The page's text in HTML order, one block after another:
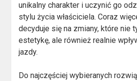
unikalny charakter i uczynić go
stylu życia właściciela. Coraz
decyduje się na zmiany, które nie
estetykę, ale również realnie
jazdy.
Do najczęściej wybieranych